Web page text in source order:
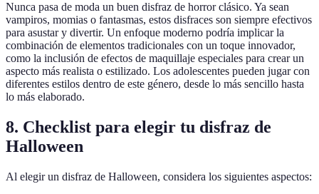
Nunca pasa de moda un buen disfraz de horror clásico. Ya sean
vampiros, momias o fantasmas, estos disfraces son siempre efectivos
para asustar y divertir. Un enfoque moderno podría implicar la
combinación de elementos tradicionales con un toque innovador,
como la inclusión de efectos de maquillaje especiales para crear un
aspecto más realista o estilizado. Los adolescentes pueden jugar con
diferentes estilos dentro de este género, desde lo más sencillo hasta
lo más elaborado.
8. Checklist para elegir tu disfraz de
Halloween
Al elegir un disfraz de Halloween, considera los siguientes aspectos: